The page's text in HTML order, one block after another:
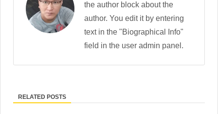
the author block about the
author. You edit it by entering
text in the "Biographical Info"
field in the user admin panel.
RELATED POSTS